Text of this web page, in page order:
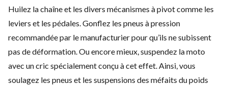
Huilez la chaîne et les divers mécanismes à pivot comme les
leviers et les pédales. Gonflez les pneus à pression
recommandée par le manufacturier pour qu’ils ne subissent
pas de déformation. Ou encore mieux, suspendez la moto
avec un cric spécialement conçu à cet effet. Ainsi, vous
soulagez les pneus et les suspensions des méfaits du poids